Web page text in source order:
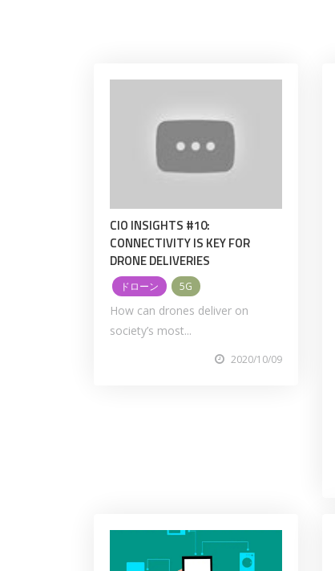
CIO INSIGHTS #10:
CONNECTIVITY IS KEY FOR
DRONE DELIVERIES
ドローン 5G
How can drones deliver on
society’s most...
2020/10/09